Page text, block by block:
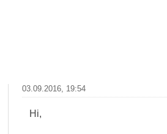
03.09.2016, 19:54
Hi,